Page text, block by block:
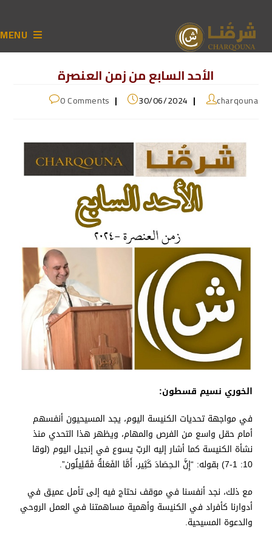
MENU
الأحد السابع من زمن العنصرة
charqouna
30/06/2024
0 Comments
الخوري نسيم قسطون:
في مواجهة تحديات الكنيسة اليوم، يجد المسيحيون أنفسهم
أمام حقل واسع من الفرص والمهام، ويظهر هذا التحدي منذ
نشأة الكنيسة كما أشار إليه الربّ يسوع في إنجيل اليوم (لوقا
10: 1-7) بقوله: “إِنَّ الـحِصَادَ كَثِير، أَمَّا الفَعَلةُ فَقَلِيلُون”.
مع ذلك، نجد أنفسنا في موقف نحتاج فيه إلى تأمل عميق في
أدوارنا كأفراد في الكنيسة وأهمية مساهمتنا في العمل الروحي
والدعوة المسيحية.